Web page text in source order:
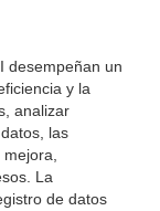
desempeñan un
y la
analizar
las
La
de datos